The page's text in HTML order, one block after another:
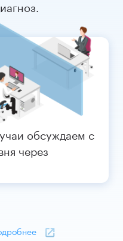
обсуждаем с
через